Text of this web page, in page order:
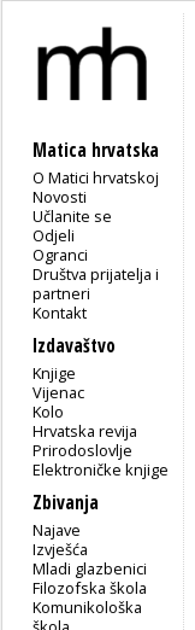
Matica hrvatska
O Matici hrvatskoj
Novosti
Učlanite se
Odjeli
Ogranci
Društva prijatelja i
partneri
Kontakt
Izdavaštvo
Knjige
Vijenac
Kolo
Hrvatska revija
Prirodoslovlje
Elektroničke knjige
Zbivanja
Najave
Izvješća
Mladi glazbenici
Filozofska škola
Komunikološka